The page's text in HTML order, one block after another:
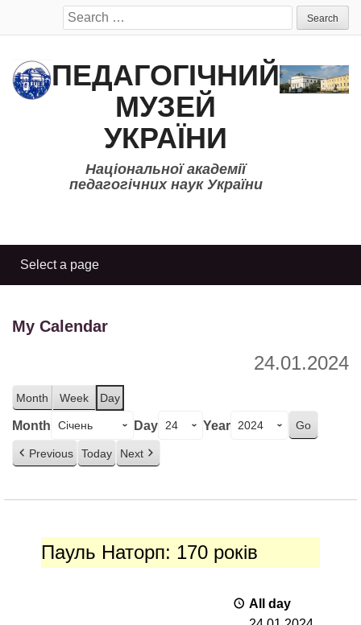
Search
for:
ПЕДАГОГІЧНИЙ
МУЗЕЙ
УКРАЇНИ
Національної академії
педагогічних наук України
My Calendar
24.01.2024
Month Week Day
Month Day Year
Previous Today Next
Наторп:Пауль Наторп: 170 років
All day